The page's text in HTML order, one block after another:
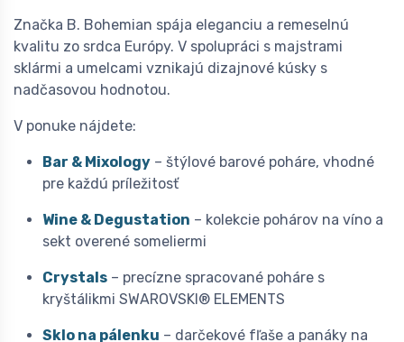
Značka B. Bohemian spája eleganciu a remeselnú
kvalitu zo srdca Európy. V spolupráci s majstrami
sklármi a umelcami vznikajú dizajnové kúsky s
nadčasovou hodnotou.
V ponuke nájdete:
Bar & Mixology – štýlové barové poháre, vhodné
pre každú príležitosť
Wine & Degustation – kolekcie pohárov na víno a
sekt overené someliermi
Crystals – precízne spracované poháre s
kryštálikmi SWAROVSKI® ELEMENTS
Sklo na pálenku – darčekové fľaše a panáky na